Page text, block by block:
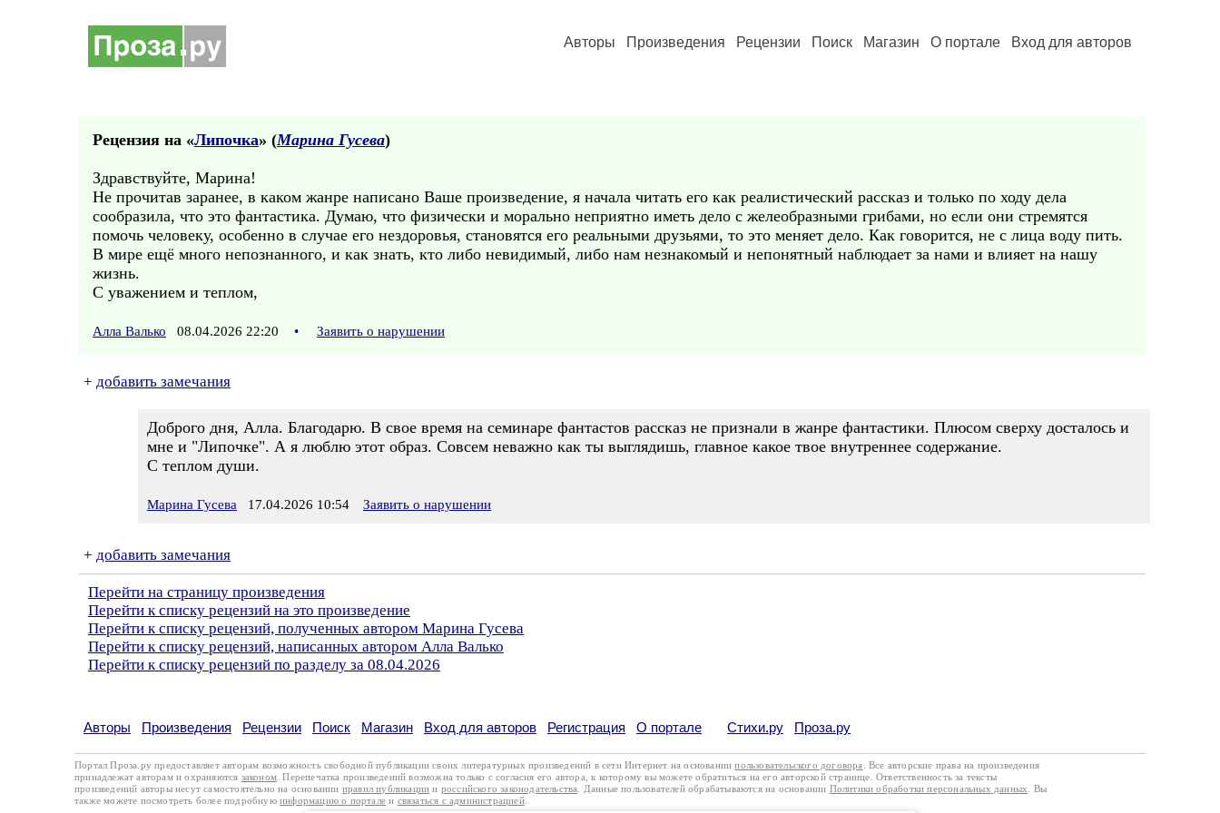
Авторы Произведения Рецензии Поиск Магазин О портале Вход для авторов
Рецензия на «Липочка» (Марина Гусева)
Здравствуйте, Марина!
Не прочитав заранее, в каком жанре написано Ваше произведение, я начала читать его как реалистический рассказ и только по ходу дела
сообразила, что это фантастика. Думаю, что физически и морально неприятно иметь дело с желеобразными грибами, но если они стремятся
помочь человеку, особенно в случае его нездоровья, становятся его реальными друзьями, то это меняет дело. Как говорится, не с лица воду пить.
В мире ещё много непознанного, и как знать, кто либо невидимый, либо нам незнакомый и непонятный наблюдает за нами и влияет на нашу
жизнь.
С уважением и теплом,
Алла Валько 08.04.2026 22:20 • Заявить о нарушении
+ добавить замечания
Доброго дня, Алла. Благодарю. В свое время на семинаре фантастов рассказ не признали в жанре фантастики. Плюсом сверху досталось и
мне и "Липочке". А я люблю этот образ. Совсем неважно как ты выглядишь, главное какое твое внутреннее содержание.
С теплом души.
Марина Гусева 17.04.2026 10:54 Заявить о нарушении
+ добавить замечания
Перейти на страницу произведения
Перейти к списку рецензий на это произведение
Перейти к списку рецензий, полученных автором Марина Гусева
Перейти к списку рецензий, написанных автором Алла Валько
Перейти к списку рецензий по разделу за 08.04.2026
Авторы Произведения Рецензии Поиск Магазин Вход для авторов Регистрация О портале Стихи.ру Проза.ру
Портал Проза.ру предоставляет авторам возможность свободной публикации своих литературных произведений в сети Интернет на основаниипользовательского договора
. Все авторские права на произведения
принадлежат авторам и охраняются законом . Перепечатка произведений возможна только с согласия его автора, к которому вы можете обратиться на его авторской странице. Ответственность за тексты
произведений авторы несут самостоятельно на основании правил публикации и российского законодательства . Данные пользователей обрабатываются на основании Политики обработки персональных данных
. Вы
также можете посмотреть более подробную информацию о портале и связаться с администрацией.